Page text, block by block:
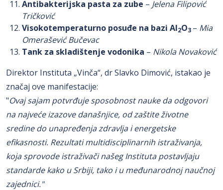
Antibakterijska pasta za zube – Jelena Filipović
Tričković
Visokotemperaturno posuđe na bazi Al2O3 – Mia
Omerašević Bučevac
Tank za skladištenje vodonika – Nikola Novaković
Direktor Instituta „Vinča“, dr Slavko Dimović, istakao je
značaj ove manifestacije:
"Ovaj sajam potvrđuje sposobnost nauke da odgovori
na najveće izazove današnjice, od zaštite životne
sredine do unapređenja zdravlja i energetske
efikasnosti. Rezultati multidisciplinarnih istraživanja,
koja sprovode istraživači našeg Instituta postavljaju
standarde kako u Srbiji, tako i u međunarodnoj naučnoj
zajednici."